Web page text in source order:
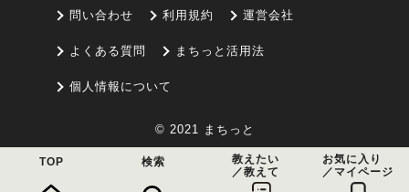
問い合わせ 利用規約 運営会社
よくある質問 まちっと活用法
個人情報について
© 2021 まちっと
TOP 検索
教えたい
／教えて
お気に入り
／マイページ